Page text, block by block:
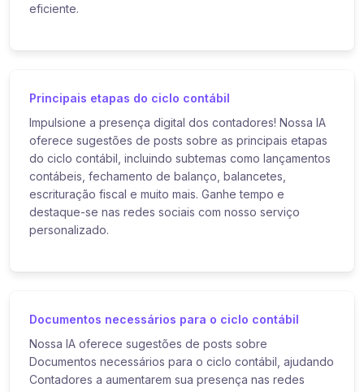
eficiente.
Principais etapas do ciclo contábil
Impulsione a presença digital dos contadores! Nossa IA
oferece sugestões de posts sobre as principais etapas
do ciclo contábil, incluindo subtemas como lançamentos
contábeis, fechamento de balanço, balancetes,
escrituração fiscal e muito mais. Ganhe tempo e
destaque-se nas redes sociais com nosso serviço
personalizado.
Documentos necessários para o ciclo contábil
Nossa IA oferece sugestões de posts sobre
Documentos necessários para o ciclo contábil, ajudando
Contadores a aumentarem sua presença nas redes